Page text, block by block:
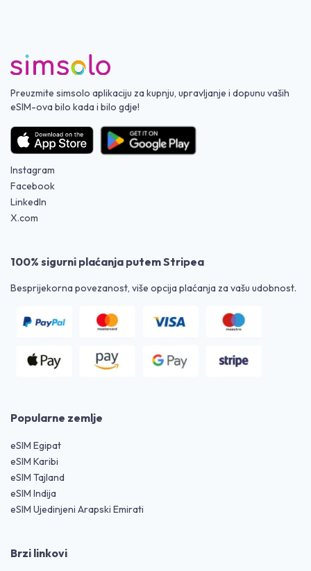
Preuzmite simsolo aplikaciju za kupnju, upravljanje i dopunu vaših
eSIM-ova bilo kada i bilo gdje!
Instagram
Facebook
LinkedIn
X.com
100% sigurni plaćanja putem Stripea
Besprijekorna povezanost, više opcija plaćanja za vašu udobnost.
Popularne zemlje
eSIM Egipat
eSIM Karibi
eSIM Tajland
eSIM Indija
eSIM Ujedinjeni Arapski Emirati
Brzi linkovi